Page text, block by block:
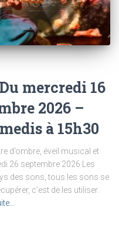
mercredi 16
2026 –
à 15h30
d’ombre, éveil musical et
26 septembre 2026 Les
des sons, tous les sons se
c’est de les utiliser.